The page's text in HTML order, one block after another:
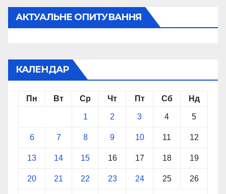
АКТУАЛЬНЕ ОПИТУВАННЯ
КАЛЕНДАР
Пн Вт Ср Чт Пт Сб Нд
1 2 3 4 5
6 7 8 9 10 11 12
13 14 15 16 17 18 19
20 21 22 23 24 25 26